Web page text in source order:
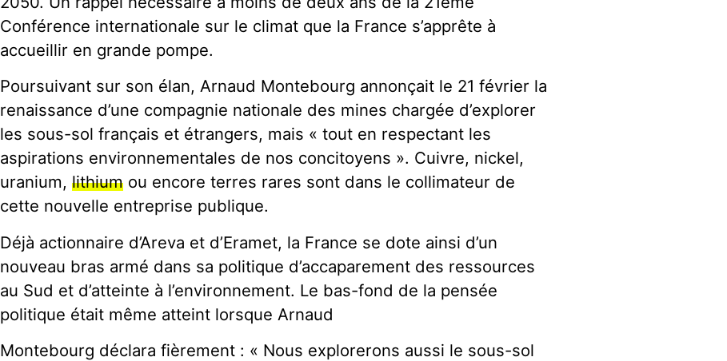
Conférence internationale sur le climat que la France s’apprête à
accueillir en grande pompe.
Poursuivant sur son élan, Arnaud Montebourg annonçait le 21 février la
renaissance d’une compagnie nationale des mines chargée d’explorer
les sous-sol français et étrangers, mais « tout en respectant les
aspirations environnementales de nos concitoyens ». Cuivre, nickel,
uranium,lithium ou encore terres rares sont dans le collimateur de
cette nouvelle entreprise publique.
Déjà actionnaire d’Areva et d’Eramet, la France se dote ainsi d’un
nouveau bras armé dans sa politique d’accaparement des ressources
au Sud et d’atteinte à l’environnement. Le bas-fond de la pensée
politique était même atteint lorsque Arnaud
Montebourg déclara fièrement : « Nous explorerons aussi le sous-sol